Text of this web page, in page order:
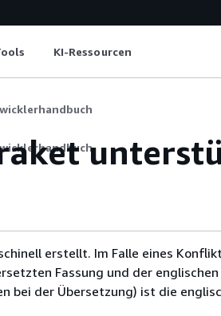
KI-Ressourcen
erstellt. Im Falle eines
Fassung und der englischen
bei der Übersetzung) ist die